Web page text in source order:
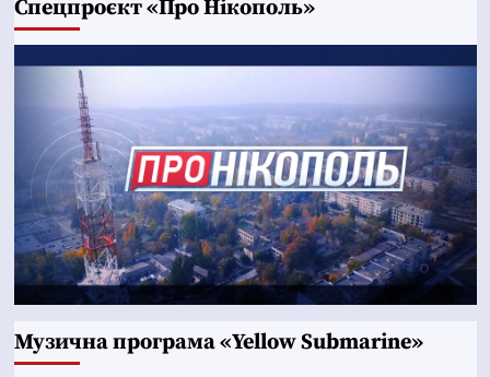
Cпецпроєкт «Про Нікополь»
Музична програма «Yellow Submarine»